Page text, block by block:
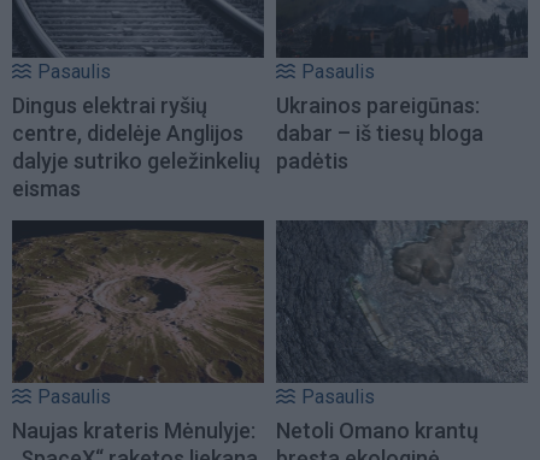
Pasaulis
Dingus elektrai ryšių
centre, didelėje Anglijos
dalyje sutriko geležinkelių
eismas
Pasaulis
Ukrainos pareigūnas:
dabar – iš tiesų bloga
padėtis
Pasaulis
Naujas krateris Mėnulyje:
Pasaulis
Netoli Omano krantų